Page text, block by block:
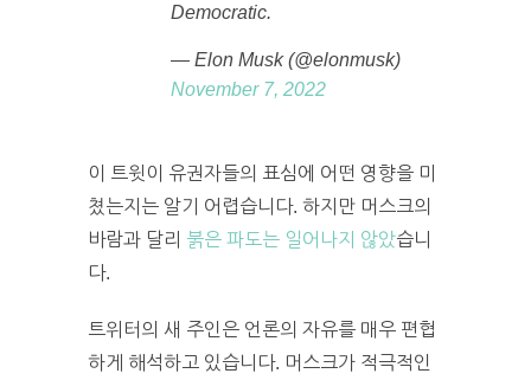
Democratic.
— Elon Musk (@elonmusk)
November 7, 2022
이 트윗이 유권자들의 표심에 어떤 영향을 미
쳤는지는 알기 어렵습니다. 하지만 머스크의
바람과 달리 붉은 파도는 일어나지 않았습니
다.
트위터의 새 주인은 언론의 자유를 매우 편협
하게 해석하고 있습니다. 머스크가 적극적인